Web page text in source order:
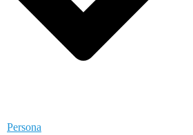
Persona